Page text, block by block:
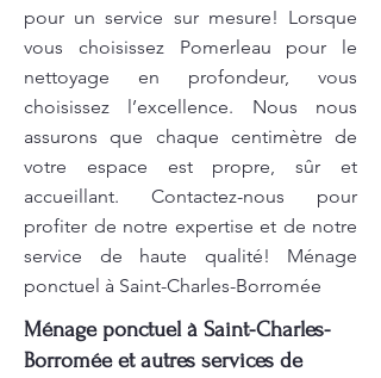
pour un service sur mesure! Lorsque
vous choisissez Pomerleau pour le
nettoyage en profondeur, vous
choisissez l’excellence. Nous nous
assurons que chaque centimètre de
votre espace est propre, sûr et
accueillant. Contactez-nous pour
profiter de notre expertise et de notre
service de haute qualité! Ménage
ponctuel à Saint-Charles-Borromée
Ménage ponctuel à Saint-Charles-
Borromée et autres services de